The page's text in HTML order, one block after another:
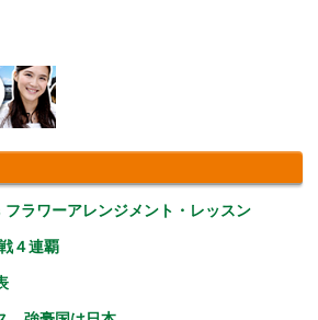
ラワーアレンジメント・レッスン
４連覇